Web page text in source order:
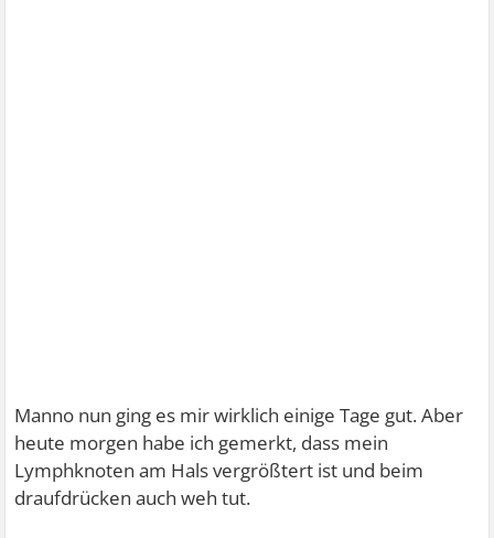
Manno nun ging es mir wirklich einige Tage gut. Aber
heute morgen habe ich gemerkt, dass mein
Lymphknoten am Hals vergrößtert ist und beim
draufdrücken auch weh tut.